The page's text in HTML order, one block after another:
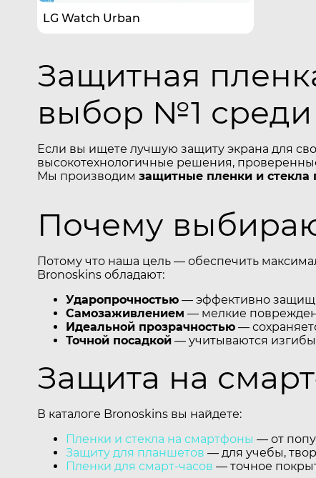
LG Watch Urban
Защитная
выбор №1 среди
Если вы ищете лучшую защиту экрана для
высокотехнологичные решения,
Мы производим защитные пленки и стекла
Почему
Потому что наша цель — обеспечить
Bronoskins обладают:
Ударопрочностью — эффективно
Самозаживлением — мелкие
Идеальной прозрачностью —
Точной посадкой — учитываются
Защита на
В каталоге Bronoskins вы найдете:
Пленки и стекла на смартфоны — от
Защиту для планшетов — для учебы,
Пленки для смарт-часов — точное